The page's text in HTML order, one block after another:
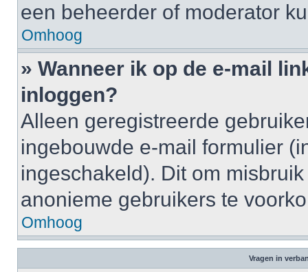
een beheerder of moderator
Omhoog
» Wanneer ik op de e-mail
inloggen?
Alleen geregistreerde
ingebouwde e-mail formulier
ingeschakeld). Dit om
anonieme gebruikers te
Omhoog
Vragen in